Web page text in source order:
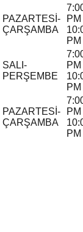
PAZARTESİ-
ÇARŞAMBA
PM
PM
SALI-
PERŞEMBE
PM
PM
PAZARTESİ-
ÇARŞAMBA
PM
PM